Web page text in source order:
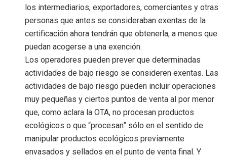
los intermediarios, exportadores, comerciantes y otras
personas que antes se consideraban exentas de la
certificación ahora tendrán que obtenerla, a menos que
puedan acogerse a una exención.
Los operadores pueden prever que determinadas
actividades de bajo riesgo se consideren exentas. Las
actividades de bajo riesgo pueden incluir operaciones
muy pequeñas y ciertos puntos de venta al por menor
que, como aclara la OTA, no procesan productos
ecológicos o que “procesan” sólo en el sentido de
manipular productos ecológicos previamente
envasados y sellados en el punto de venta final. Y